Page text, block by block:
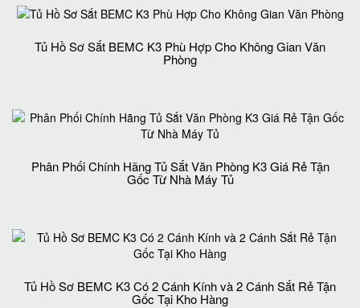
Tủ Hồ Sơ Sắt BEMC K3 Phù Hợp Cho Không Gian Văn
Phòng
Phân Phối Chính Hãng Tủ Sắt Văn Phòng K3 Giá Rẻ Tận
Gốc Từ Nhà Máy Tủ
Tủ Hồ Sơ BEMC K3 Có 2 Cánh Kính và 2 Cánh Sắt Rẻ Tận
Gốc Tại Kho Hàng